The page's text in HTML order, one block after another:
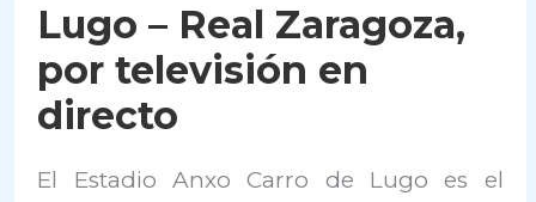
Lugo – Real Zaragoza,
por televisión en
directo
El Estadio Anxo Carro de Lugo es el